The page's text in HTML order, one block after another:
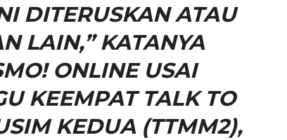
DITERUSKAN ATAU
LAIN,” KATANYA
ONLINE USAI
KEEMPAT TALK TO
KEDUA (TTMM2),